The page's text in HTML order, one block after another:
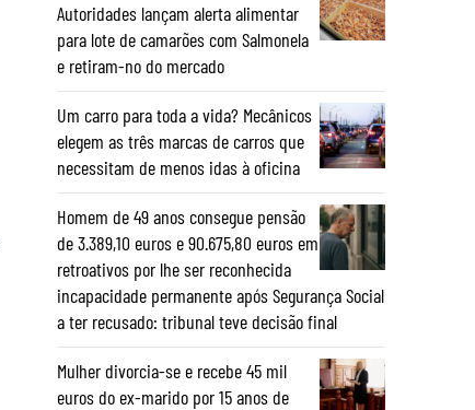
Autoridades lançam alerta alimentar
para lote de camarões com Salmonela
e retiram-no do mercado
Um carro para toda a vida? Mecânicos
elegem as três marcas de carros que
necessitam de menos idas à oficina
Homem de 49 anos consegue pensão
de 3.389,10 euros e 90.675,80 euros em
retroativos por lhe ser reconhecida
incapacidade permanente após Segurança Social
a ter recusado: tribunal teve decisão final
Mulher divorcia-se e recebe 45 mil
euros do ex-marido por 15 anos de